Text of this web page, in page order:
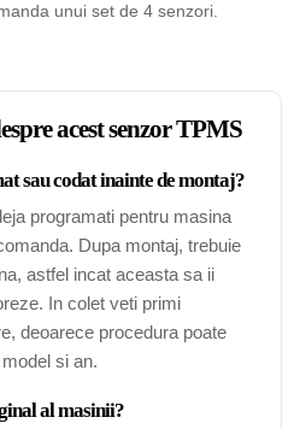
unui set de 4 senzori.
acest senzor TPMS
sau codat inainte de montaj?
programati pentru masina
Dupa montaj, trebuie
astfel incat aceasta sa ii
In colet veti primi
deoarece procedura poate
si an.
al masinii?